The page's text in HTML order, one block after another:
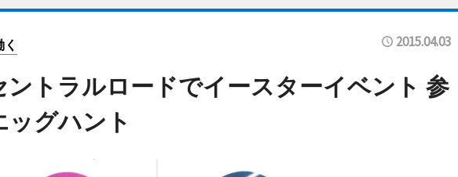
2015.04.03
ントラルロードでイースターイベント 参
ッグハント